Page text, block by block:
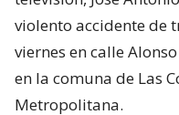
violento accidente de
viernes en calle
en la comuna de Las
Metropolitana.